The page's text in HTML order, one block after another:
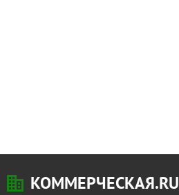
КОММЕРЧЕСКАЯ.RU